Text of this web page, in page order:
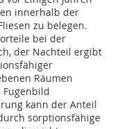
innerhalb der
zu belegen.
bei der
der Nachteil ergibt
Räumen
Fugenbild
kann der Anteil
sorptionsfähige